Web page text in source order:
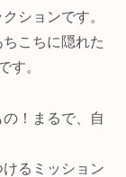
ションです。
こちに隠れた
す。
！まるで、自
るミッション